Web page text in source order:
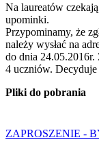
Na laureatów
upominki.
Przypominamy, że
należy wysłać na
do dnia 24.05.2016r.
4 uczniów. Decyduje
Pliki do pobrania
ZAPROSZENIE -